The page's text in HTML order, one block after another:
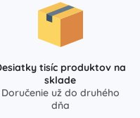
tisíc produktov na
sklade
Doručenie už do druhého
dňa